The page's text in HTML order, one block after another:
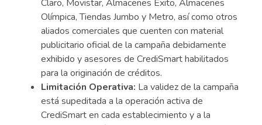
Claro, Movistar, Almacenes Éxito, Almacenes
Olímpica, Tiendas Jumbo y Metro, así como otros
aliados comerciales que cuenten con material
publicitario oficial de la campaña debidamente
exhibido y asesores de CrediSmart habilitados
para la originación de créditos.
Limitación Operativa: La validez de la campaña
está supeditada a la operación activa de
CrediSmart en cada establecimiento y a la